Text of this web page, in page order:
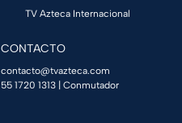
TV Azteca Internacional
CONTACTO
contacto@tvazteca.com
55 1720 1313 | Conmutador